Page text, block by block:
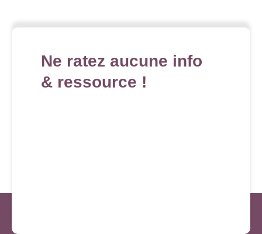
Ne ratez aucune info
& ressource !